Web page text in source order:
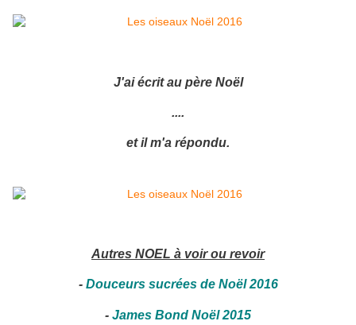
J'ai écrit au père Noël
....
et il m'a répondu.
Autres NOEL à voir ou revoir
-Douceurs sucrées de Noël 2016
- James Bond Noël 2015